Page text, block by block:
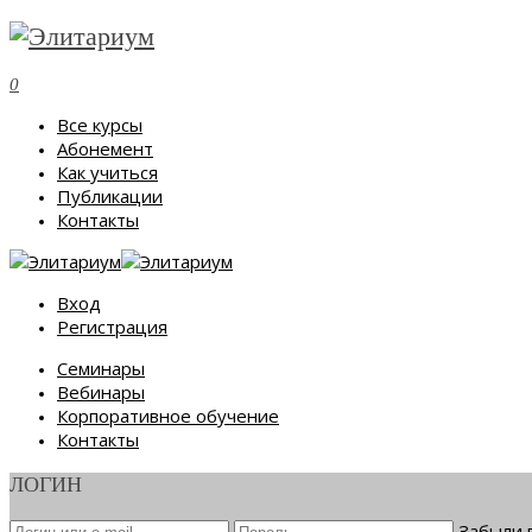
0
Все курсы
Абонемент
Как учиться
Публикации
Контакты
Вход
Регистрация
Семинары
Вебинары
Корпоративное обучение
Контакты
ЛОГИН